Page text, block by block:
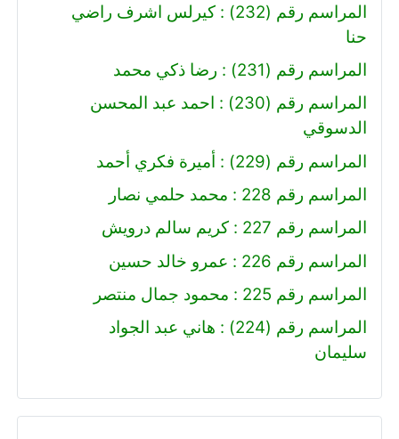
المراسم رقم (232) : كيرلس اشرف راضي
حنا
المراسم رقم (231) : رضا ذكي محمد
المراسم رقم (230) : احمد عبد المحسن
الدسوقي
المراسم رقم (229) : أميرة فكري أحمد
المراسم رقم 228 : محمد حلمي نصار
المراسم رقم 227 : كريم سالم درويش
المراسم رقم 226 : عمرو خالد حسين
المراسم رقم 225 : محمود جمال منتصر
المراسم رقم (224) : هاني عبد الجواد
سليمان